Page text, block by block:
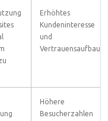
Erhöhtes
Kundeninteresse
und
Vertrauensaufbau.
Höhere
Besucherzahlen